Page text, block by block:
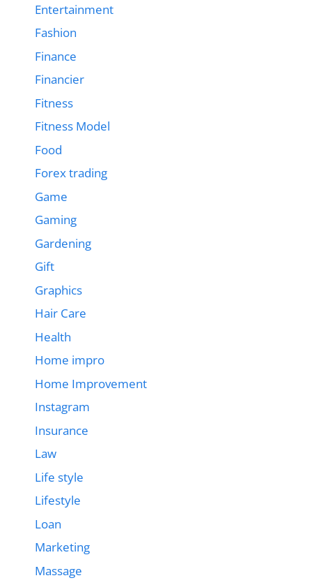
Entertainment
Fashion
Finance
Financier
Fitness
Fitness Model
Food
Forex trading
Game
Gaming
Gardening
Gift
Graphics
Hair Care
Health
Home impro
Home Improvement
Instagram
Insurance
Law
Life style
Lifestyle
Loan
Marketing
Massage